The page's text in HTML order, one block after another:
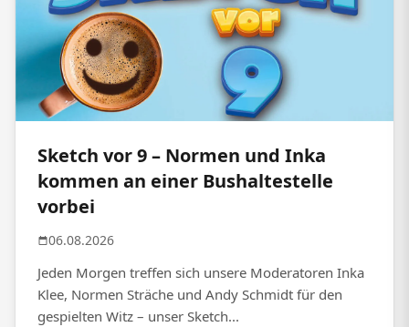
Sketch vor 9 – Normen und Inka
kommen an einer Bushaltestelle
vorbei
06.08.2026
Jeden Morgen treffen sich unsere Moderatoren Inka
Klee, Normen Sträche und Andy Schmidt für den
gespielten Witz – unser Sketch...